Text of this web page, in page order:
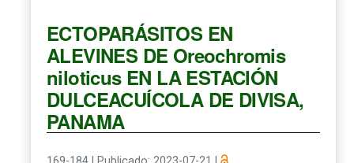
ECTOPARÁSITOS EN
ALEVINES DE Oreochromis
niloticus EN LA ESTACIÓN
DULCEACUÍCOLA DE DIVISA,
PANAMA